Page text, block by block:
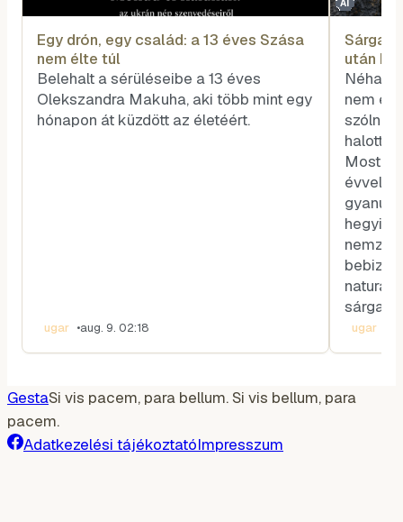
Egy drón, egy család: a 13 éves Szása
nem élte túl
Belehalt a sérüléseibe a 13 éves
Olekszandra Makuha, aki több mint egy
hónapon át küzdött az életéért.
ugar •aug. 9. 02:18
AI
Sárga
után
Néha a
nem
halott
Most
évvel
gyanút
hegyi
sárga
ugar
GestaSi vis pacem, para bellum. Si vis bellum, para
pacem.
Adatkezelési tájékoztatóImpresszum